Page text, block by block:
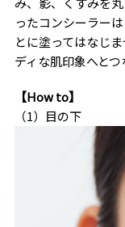
ったコンシーラー
とに塗ってはなじ
ディな肌印象へとつ
【How to】
（1）目の下